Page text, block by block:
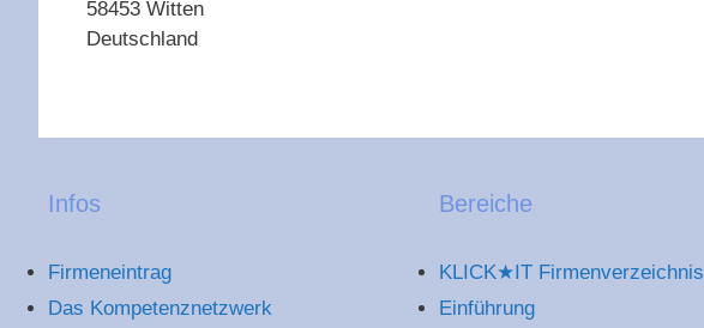
58453 Witten
Deutschland
Infos
Firmeneintrag
Das Kompetenznetzwerk
Bereiche
KLICK★IT Firmenverzeichnis
Einführung